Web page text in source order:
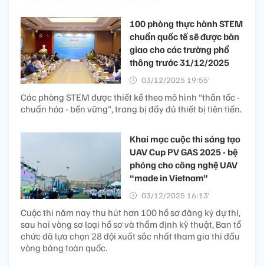
100 phòng thực hành STEM
chuẩn quốc tế sẽ được bàn
giao cho các trường phổ
thông trước 31/12/2025
03/12/2025 19:55’
Các phòng STEM được thiết kế theo mô hình “thần tốc -
chuẩn hóa - bền vững”, trang bị đầy đủ thiết bị tiên tiến.
Khai mạc cuộc thi sáng tạo
UAV Cup PV GAS 2025 - bệ
phóng cho công nghệ UAV
“made in Vietnam”
03/12/2025 16:13’
Cuộc thi năm nay thu hút hơn 100 hồ sơ đăng ký dự thi,
sau hai vòng sơ loại hồ sơ và thẩm định kỹ thuật, Ban tổ
chức đã lựa chọn 28 đội xuất sắc nhất tham gia thi đấu
vòng bảng toàn quốc.